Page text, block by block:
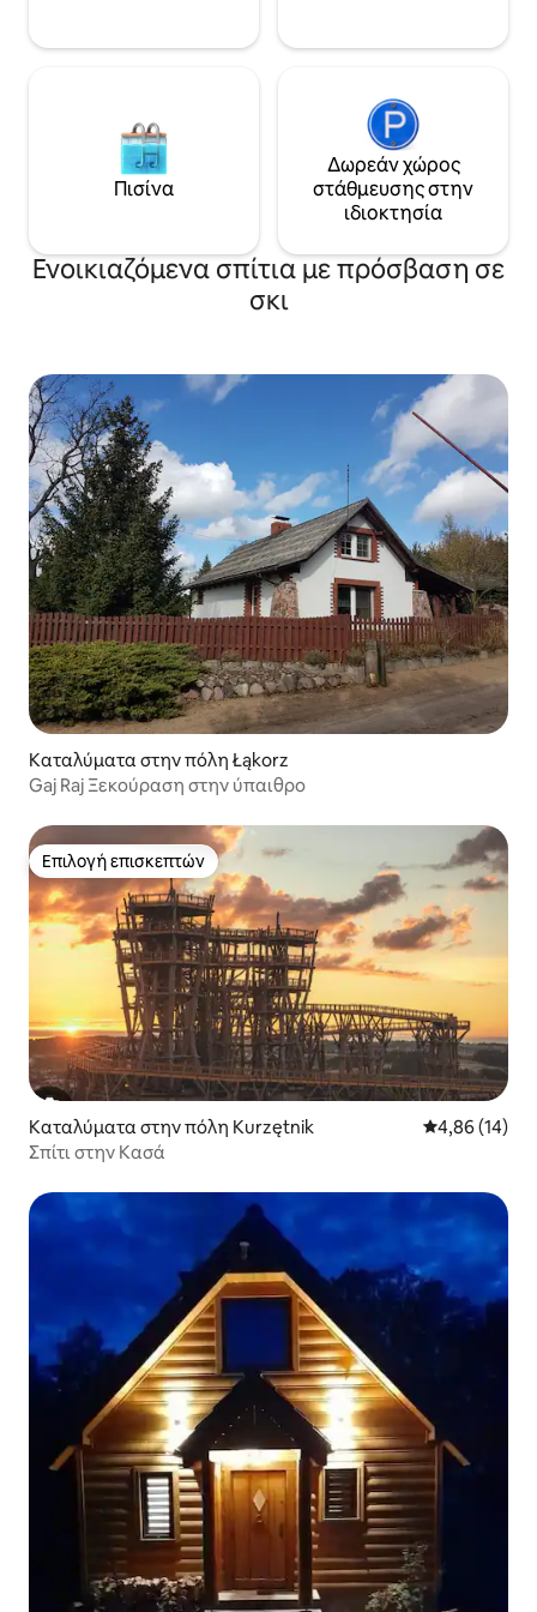
Πισίνα
Δωρεάν χώρος
στάθμευσης στην
ιδιοκτησία
Ενοικιαζόμενα σπίτια με πρόσβαση σε
σκι
Καταλύματα στην πόλη Łąkorz
Gaj Raj Ξεκούραση στην ύπαιθρο
Επιλογή επισκεπτών
Επιλογή επισκεπτών
Καταλύματα στην πόλη Kurzętnik Μέση
4,86 (14)
Σπίτι στην Κασά